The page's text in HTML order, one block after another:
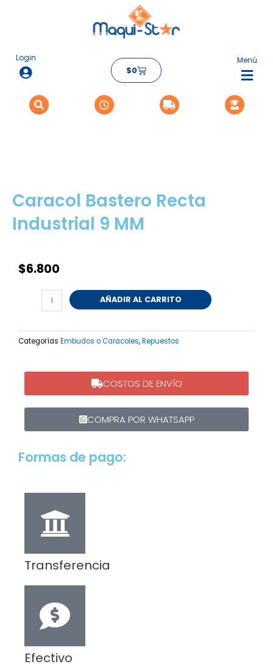
Login
$0Carrito
Menú
Caracol Bastero Recta
Industrial 9 MM
$6.800
Bastero
Industrial
9
cantidad
AÑADIR AL CARRITO
Categorías Embudos o Caracoles,Repuestos
COSTOS DE ENVÍO
COMPRA POR WHATSAPP
Formas de pago:
Transferencia
Efectivo